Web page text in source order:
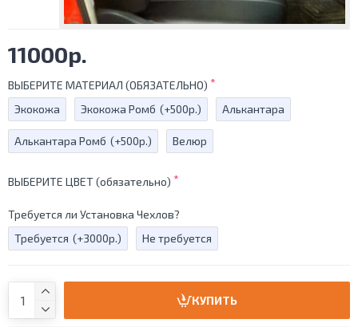
11000р.
ВЫБЕРИТЕ МАТЕРИАЛ (ОБЯЗАТЕЛЬНО)
Экокожа
Экокожа Ромб (+500р.) Алькантара
Алькантара Ромб (+500р.) Велюр
ВЫБЕРИТЕ ЦВЕТ (обязательно)
Требуется ли Установка Чехлов?
Требуется (+3000р.) Не требуется
КУПИТЬ